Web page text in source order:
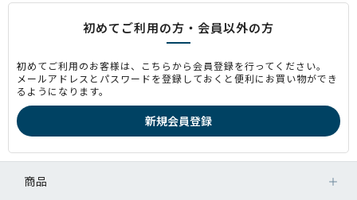
初めてご利用の方・会員以外の方
初めてご利用のお客様は、こちらから会員登録を行ってください。
メールアドレスとパスワードを登録しておくと便利にお買い物ができ
るようになります。
商品